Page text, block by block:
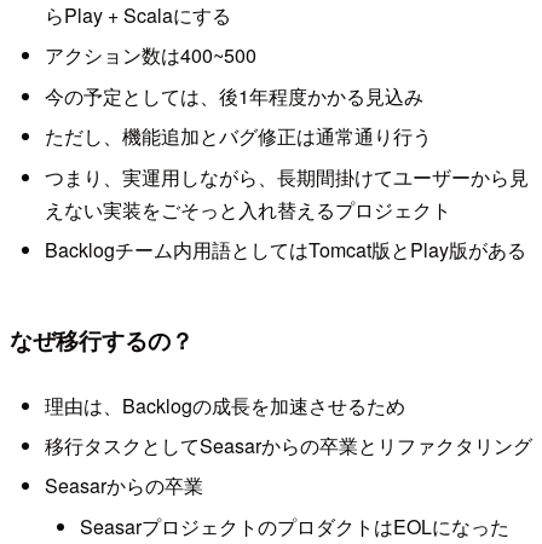
らPlay + Scalaにする
アクション数は400~500
今の予定としては、後1年程度かかる見込み
ただし、機能追加とバグ修正は通常通り行う
つまり、実運用しながら、長期間掛けてユーザーから見
えない実装をごそっと入れ替えるプロジェクト
Backlogチーム内用語としてはTomcat版とPlay版がある
なぜ移行するの？
理由は、Backlogの成長を加速させるため
移行タスクとしてSeasarからの卒業とリファクタリング
Seasarからの卒業
SeasarプロジェクトのプロダクトはEOLになった